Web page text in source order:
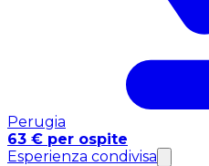
Perugia
63 € per ospite
Esperienza condivisa